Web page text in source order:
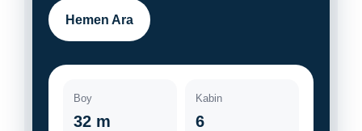
Hemen Ara
Boy
32 m
Kabin
6